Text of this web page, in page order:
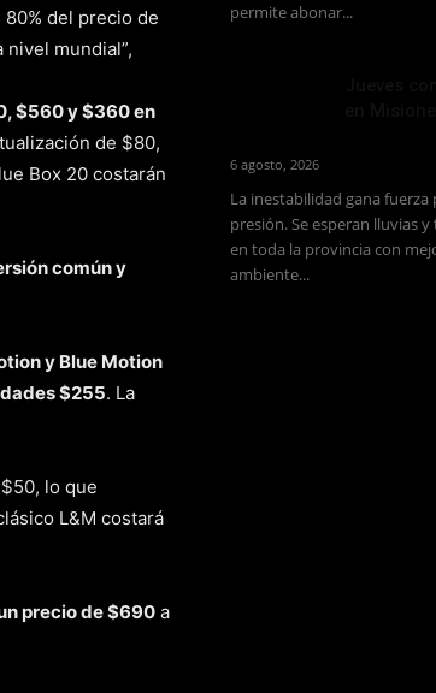
del precio de
mundial”,
$560 y $360 en
de $80,
Box 20 costarán
común y
y Blue Motion
$255. La
lo que
L&M costará
precio de $690 a
permite abonar...
6 agosto, 2026
La inestabilidad gana
presión. Se esperan lluvias
en toda la provincia con
ambiente...